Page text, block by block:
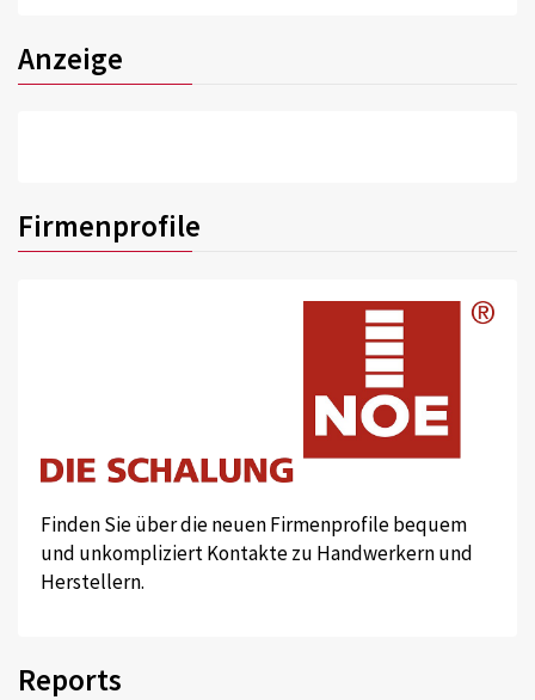
Anzeige
Firmenprofile
Finden Sie über die neuen Firmenprofile bequem
und unkompliziert Kontakte zu Handwerkern und
Herstellern.
Reports